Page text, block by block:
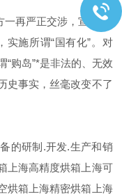
再严正交涉，宣布“购
实施所谓“国有化”。对
购岛”*是非法的、无效
史事实，丝毫改变不了
的研制.开发.生产和销
上海高精度烘箱上海可
烘箱上海精密烘箱上海